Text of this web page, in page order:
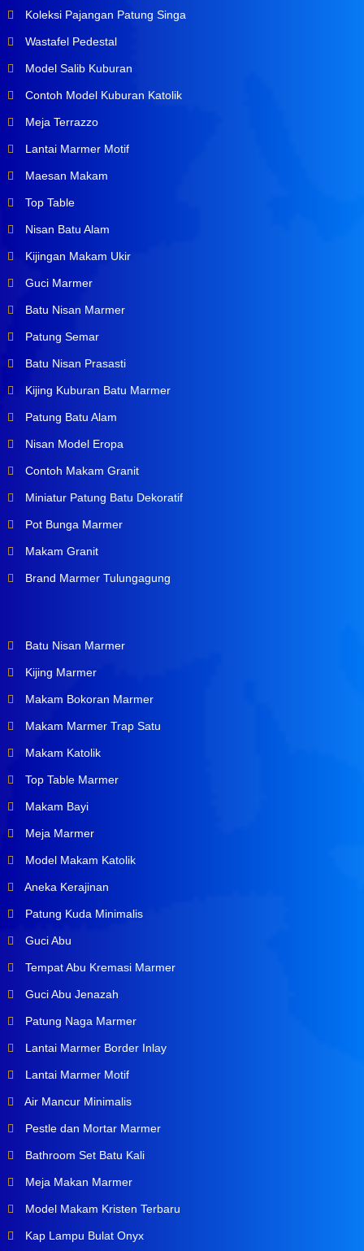
Koleksi Pajangan Patung Singa
Wastafel Pedestal
Model Salib Kuburan
Contoh Model Kuburan Katolik
Meja Terrazzo
Lantai Marmer Motif
Maesan Makam
Top Table
Nisan Batu Alam
Kijingan Makam Ukir
Guci Marmer
Batu Nisan Marmer
Patung Semar
Batu Nisan Prasasti
Kijing Kuburan Batu Marmer
Patung Batu Alam
Nisan Model Eropa
Contoh Makam Granit
Miniatur Patung Batu Dekoratif
Pot Bunga Marmer
Makam Granit
Brand Marmer Tulungagung
Batu Nisan Marmer
Kijing Marmer
Makam Bokoran Marmer
Makam Marmer Trap Satu
Makam Katolik
Top Table Marmer
Makam Bayi
Meja Marmer
Model Makam Katolik
Aneka Kerajinan
Patung Kuda Minimalis
Guci Abu
Tempat Abu Kremasi Marmer
Guci Abu Jenazah
Patung Naga Marmer
Lantai Marmer Border Inlay
Lantai Marmer Motif
Air Mancur Minimalis
Pestle dan Mortar Marmer
Bathroom Set Batu Kali
Meja Makan Marmer
Model Makam Kristen Terbaru
Kap Lampu Bulat Onyx